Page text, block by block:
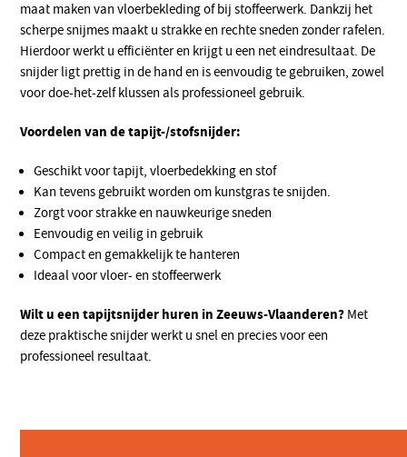
maat maken van vloerbekleding of bij stoffeerwerk. Dankzij het
scherpe snijmes maakt u strakke en rechte sneden zonder rafelen.
Hierdoor werkt u efficiënter en krijgt u een net eindresultaat. De
snijder ligt prettig in de hand en is eenvoudig te gebruiken, zowel
voor doe-het-zelf klussen als professioneel gebruik.
Voordelen van de tapijt-/stofsnijder:
Geschikt voor tapijt, vloerbedekking en stof
Kan tevens gebruikt worden om kunstgras te snijden.
Zorgt voor strakke en nauwkeurige sneden
Eenvoudig en veilig in gebruik
Compact en gemakkelijk te hanteren
Ideaal voor vloer- en stoffeerwerk
Wilt u een tapijtsnijder huren in Zeeuws-Vlaanderen? Met
deze praktische snijder werkt u snel en precies voor een
professioneel resultaat.